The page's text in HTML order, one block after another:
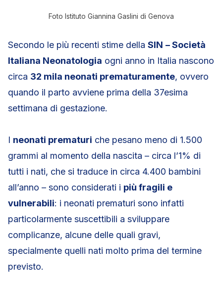
Foto Istituto Giannina Gaslini di Genova
Secondo le più recenti stime della SIN – Società
Italiana Neonatologia ogni anno in Italia nascono
circa 32 mila neonati prematuramente, ovvero
quando il parto avviene prima della 37esima
settimana di gestazione.
I neonati prematuri che pesano meno di 1.500
grammi al momento della nascita – circa l’1% di
tutti i nati, che si traduce in circa 4.400 bambini
all’anno – sono considerati i più fragili e
vulnerabili: i neonati prematuri sono infatti
particolarmente suscettibili a sviluppare
complicanze, alcune delle quali gravi,
specialmente quelli nati molto prima del termine
previsto.